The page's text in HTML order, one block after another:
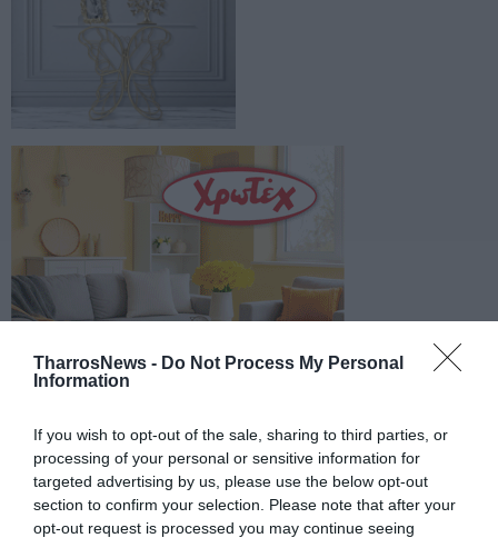
TharrosNews - Do Not Process My Personal
Information
If you wish to opt-out of the sale, sharing to third parties, or
processing of your personal or sensitive information for
targeted advertising by us, please use the below opt-out
section to confirm your selection. Please note that after your
opt-out request is processed you may continue seeing